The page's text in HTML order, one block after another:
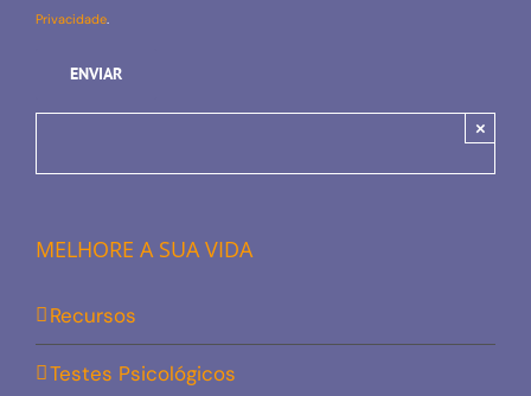
Privacidade.
×
MELHORE A SUA VIDA
Recursos
Testes Psicológicos